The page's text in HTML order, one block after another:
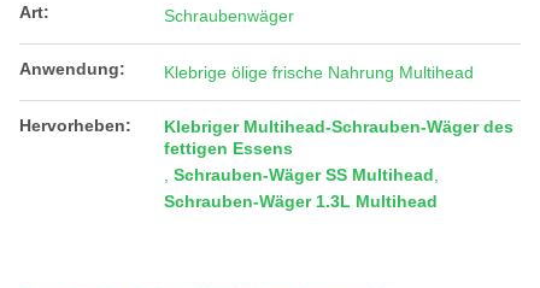
Art: Schraubenwäger
Anwendung: Klebrige ölige frische Nahrung Multihead
Hervorheben:
Klebriger Multihead-Schrauben-Wäger des
fettigen Essens
Schrauben-Wäger SS Multihead
Schrauben-Wäger 1.3L Multihead